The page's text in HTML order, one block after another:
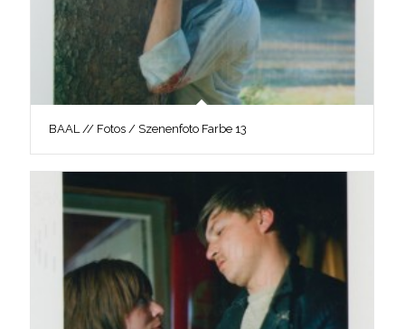
BAAL // Fotos / Szenenfoto Farbe 13